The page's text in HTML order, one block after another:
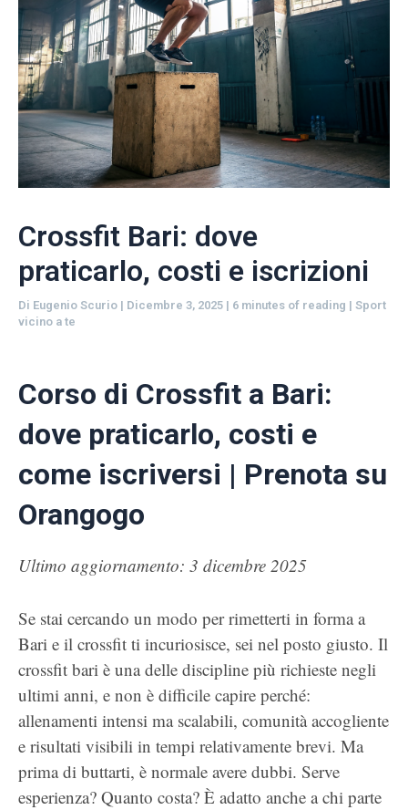
Crossfit Bari: dove
praticarlo, costi e iscrizioni
Di Eugenio Scurio | Dicembre 3, 2025 | 6 minutes of reading | Sport
vicino a te
Corso di Crossfit a Bari:
dove praticarlo, costi e
come iscriversi | Prenota su
Orangogo
Ultimo aggiornamento: 3 dicembre 2025
Se stai cercando un modo per rimetterti in forma a
Bari e il crossfit ti incuriosisce, sei nel posto giusto. Il
crossfit bari è una delle discipline più richieste negli
ultimi anni, e non è difficile capire perché:
allenamenti intensi ma scalabili, comunità accogliente
e risultati visibili in tempi relativamente brevi. Ma
prima di buttarti, è normale avere dubbi. Serve
esperienza? Quanto costa? È adatto anche a chi parte